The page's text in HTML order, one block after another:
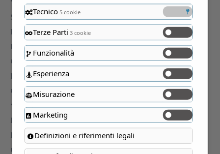
Tecnico5 cookie
Terze Parti 3 cookie
Funzionalità
Esperienza
Misurazione
Marketing
Definizioni e riferimenti legali